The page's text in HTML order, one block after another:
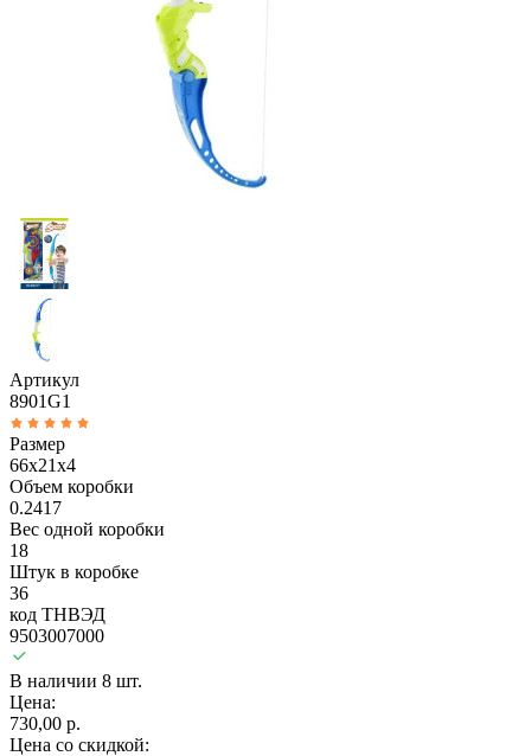
Артикул
8901G1
Размер
66x21x4
Объем коробки
0.2417
Вес одной коробки
18
Штук в коробке
36
код ТНВЭД
9503007000
В наличии 8 шт.
Цена:
730,00 р.
Цена со скидкой: